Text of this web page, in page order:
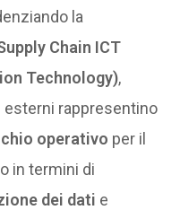
la
Chain ICT
Technology),
rappresentino
operativo per il
in termini di
dei dati e